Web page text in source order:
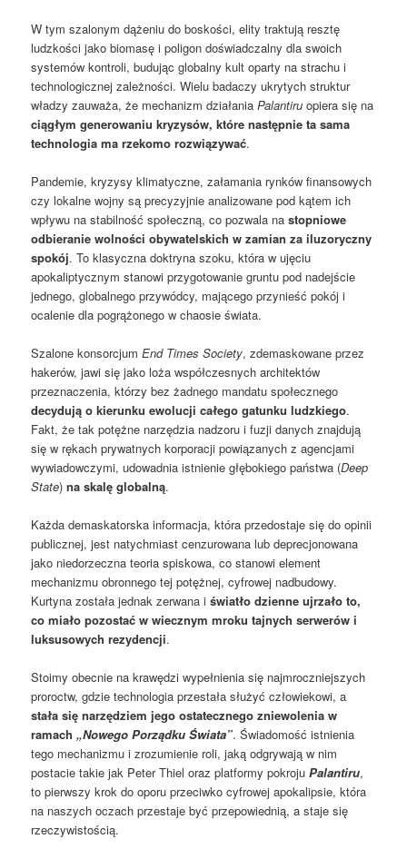
W tym szalonym dążeniu do boskości, elity traktują resztę
ludzkości jako biomasę i poligon doświadczalny dla swoich
systemów kontroli, budując globalny kult oparty na strachu i
technologicznej zależności. Wielu badaczy ukrytych struktur
władzy zauważa, że mechanizm działaniaPalantiru opiera się na
ciągłym generowaniu kryzysów, które następnie ta sama
technologia ma rzekomo rozwiązywać.
Pandemie, kryzysy klimatyczne, załamania rynków finansowych
czy lokalne wojny są precyzyjnie analizowane pod kątem ich
wpływu na stabilność społeczną, co pozwala nastopniowe
odbieranie wolności obywatelskich w zamian za iluzoryczny
spokój. To klasyczna doktryna szoku, która w ujęciu
apokaliptycznym stanowi przygotowanie gruntu pod nadejście
jednego, globalnego przywódcy, mającego przynieść pokój i
ocalenie dla pogrążonego w chaosie świata.
Szalone konsorcjumEnd Times Society, zdemaskowane przez
hakerów, jawi się jako loża współczesnych architektów
przeznaczenia, którzy bez żadnego mandatu społecznego
decydują o kierunku ewolucji całego gatunku ludzkiego.
Fakt, że tak potężne narzędzia nadzoru i fuzji danych znajdują
się w rękach prywatnych korporacji powiązanych z agencjami
wywiadowczymi, udowadnia istnienie głębokiego państwa (Deep
State)na skalę globalną.
Każda demaskatorska informacja, która przedostaje się do opinii
publicznej, jest natychmiast cenzurowana lub deprecjonowana
jako niedorzeczna teoria spiskowa, co stanowi element
mechanizmu obronnego tej potężnej, cyfrowej nadbudowy.
Kurtyna została jednak zerwana iświatło dzienne ujrzało to,
co miało pozostać w wiecznym mroku tajnych serwerów i
luksusowych rezydencji.
Stoimy obecnie na krawędzi wypełnienia się najmroczniejszych
proroctw, gdzie technologia przestała służyć człowiekowi, a
stała się narzędziem jego ostatecznego zniewolenia w
ramach„Nowego Porządku Świata”. Świadomość istnienia
tego mechanizmu i zrozumienie roli, jaką odgrywają w nim
postacie takie jak Peter Thiel oraz platformy pokrojuPalantiru,
to pierwszy krok do oporu przeciwko cyfrowej apokalipsie, która
na naszych oczach przestaje być przepowiednią, a staje się
rzeczywistością.